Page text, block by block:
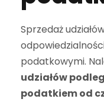
Sprzedaż
podatkowymi.
udziałów
podatkiem od